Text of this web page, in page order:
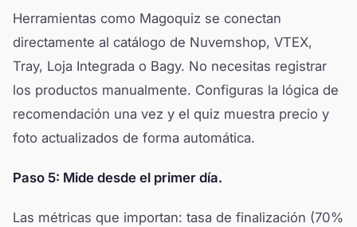
Herramientas como Magoquiz se conectan
directamente al catálogo de Nuvemshop, VTEX,
Tray, Loja Integrada o Bagy. No necesitas registrar
los productos manualmente. Configuras la lógica de
recomendación una vez y el quiz muestra precio y
foto actualizados de forma automática.
Paso 5: Mide desde el primer día.
Las métricas que importan: tasa de finalización (70%